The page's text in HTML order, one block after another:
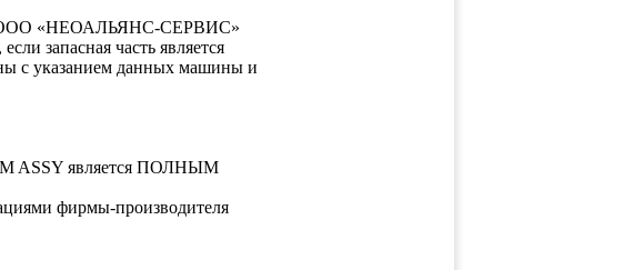
ООО «НЕОАЛЬЯНС-СЕРВИС»
запасная часть является
с указанием данных машины и
ASSY является ПОЛНЫМ
фирмы-производителя